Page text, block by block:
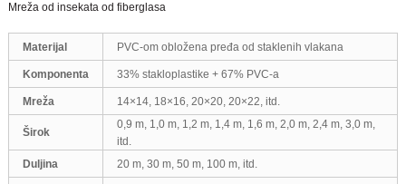
Mreža od insekata od fiberglasa
Materijal PVC-om obložena pređa od staklenih vlakana
Komponenta 33% stakloplastike + 67% PVC-a
Mreža 14×14, 18×16, 20×20, 20×22, itd.
Širok
0,9 m, 1,0 m, 1,2 m, 1,4 m, 1,6 m, 2,0 m, 2,4 m, 3,0 m,
itd.
Duljina
20 m, 30 m, 50 m, 100 m, itd.